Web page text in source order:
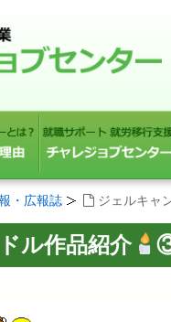
・広報誌 ジェルキャ
ル作品紹介